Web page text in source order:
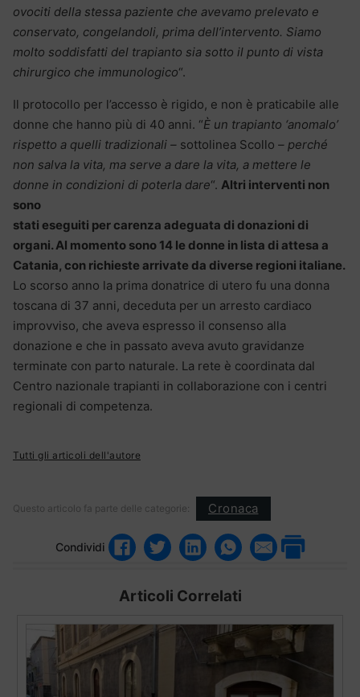
ovociti della stessa paziente che avevamo prelevato e
conservato, congelandoli, prima dell’intervento. Siamo
molto soddisfatti del trapianto sia sotto il punto di vista
chirurgico che immunologico“.
Il protocollo per l’accesso è rigido, e non è praticabile alle
donne che hanno più di 40 anni. “È un trapianto ‘anomalo’
rispetto a quelli tradizionali – sottolinea Scollo – perché
non salva la vita, ma serve a dare la vita, a mettere le
donne in condizioni di poterla dare“. Altri interventi non
sono
stati eseguiti per carenza adeguata di donazioni di
organi. Al momento sono 14 le donne in lista di attesa a
Catania, con richieste arrivate da diverse regioni italiane.
Lo scorso anno la prima donatrice di utero fu una donna
toscana di 37 anni, deceduta per un arresto cardiaco
improvviso, che aveva espresso il consenso alla
donazione e che in passato aveva avuto gravidanze
terminate con parto naturale. La rete è coordinata dal
Centro nazionale trapianti in collaborazione con i centri
regionali di competenza.
Tutti gli articoli dell'autore
Questo articolo fa parte delle categorie: Cronaca
Condividi
Articoli Correlati